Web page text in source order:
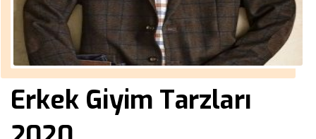
Erkek Giyim Tarzları